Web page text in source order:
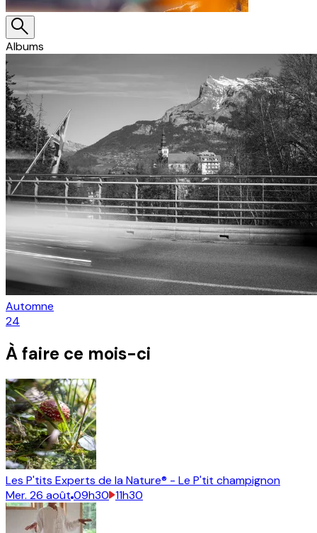
Albums
Automne
24
À faire ce mois-ci
Les P'tits Experts de la Nature® - Le P'tit champignon
Mer. 26 août 09h30 11h30